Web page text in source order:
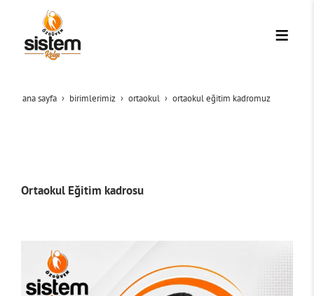
ana sayfa bi̇ri̇mleri̇mi̇z ortaokul ortaokul eğitim kadromuz
Ortaokul Eğitim kadrosu